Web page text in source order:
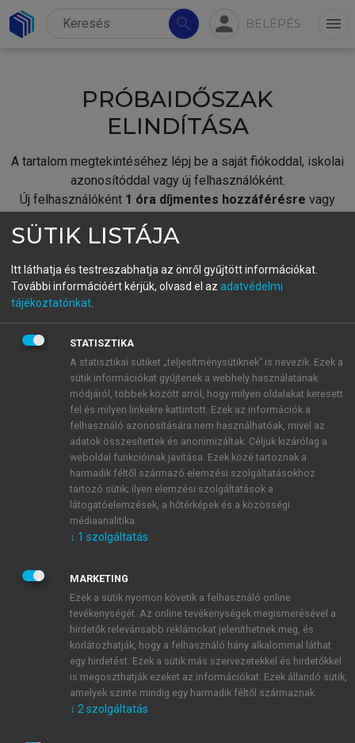
search person BELÉPÉS menu
PRÓBAIDŐSZAK
ELINDÍTÁSA
A tartalom megtekintéséhez lépj be a saját fiókoddal, iskolai
azonosítóddal vagy új felhasználóként.
Új felhasználóként 1 óra díjmentes hozzáférésre vagy
fiókoddal,vagy hozz létre új fiókot.
A regisztráció után apróbaidőszakautomatikusan
BELÉPÉS SAJÁT FIÓKKAL
ÚJ FIÓK LÉTREHOZÁSA
1 óra díjmentes hozzáférés
E-MAIL-CÍM
JELSZÓ
JELSZÓ ÚJRA
Kérek értesítést a MeRSZ újdonságairól, akcióiról.
Kérek értesítést az Akadémiai Kiadó Zrt. újdonságairól,
SÜTIK LISTÁJA
Itt láthatja és testreszabhatja az önről gyűjtött információkat.
További információért kérjük, olvasd el az adatvédelmi
tájékoztatónkat
STATISZTIKA
A statisztikai sütiket „teljesítménysütiknek” is nevezik. Ezek a
sütik információkat gyűjtenek a webhely használatának
módjáról, többek között arról, hogy milyen oldalakat keresett
fel és milyen linkekre kattintott. Ezek az információk a
felhasználó azonosítására nem használhatóak, mivel az
adatok összesítettek és anonimizáltak. Céljuk kizárólag a
weboldal funkcióinak javítása. Ezek közé tartoznak a
harmadik féltől származó elemzési szolgáltatásokhoz
tartozó sütik; ilyen elemzési szolgáltatások a
látogatóelemzések, a hőtérképek és a közösségi
médiaanalitika.
↓ 1 szolgáltatás
MARKETING
Ezek a sütik nyomon követik a felhasználó online
tevékenységét. Az online tevékenységek megismerésével a
hirdetők relevánsabb reklámokat jeleníthetnek meg, és
korlátozhatják, hogy a felhasználó hány alkalommal láthat
egy hirdetést. Ezek a sütik más szervezetekkel és hirdetőkkel
is megoszthatják ezeket az információkat. Ezek állandó sütik,
amelyek szinte mindig egy harmadik féltől származnak.
↓ 2 szolgáltatás